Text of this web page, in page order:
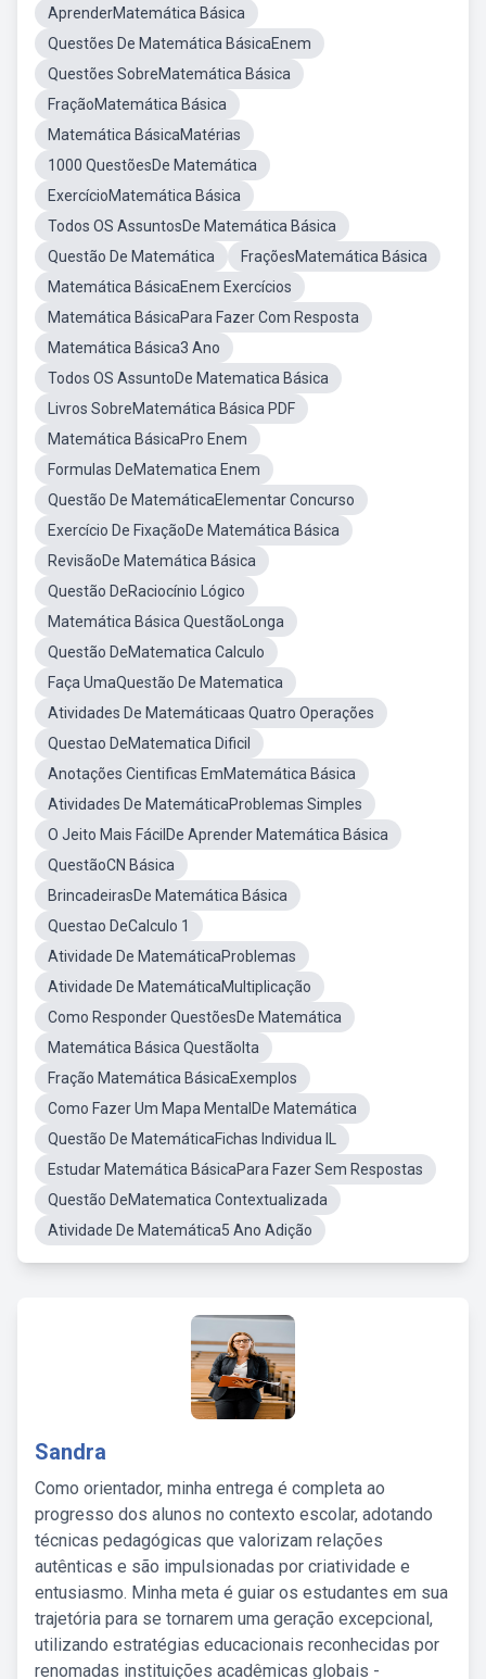
AprenderMatemática Básica
Questões De Matemática BásicaEnem
Questões SobreMatemática Básica
FraçãoMatemática Básica
Matemática BásicaMatérias
1000 QuestõesDe Matemática
ExercícioMatemática Básica
Todos OS AssuntosDe Matemática Básica
Questão De Matemática
FraçõesMatemática Básica
Matemática BásicaEnem Exercícios
Matemática BásicaPara Fazer Com Resposta
Matemática Básica3 Ano
Todos OS AssuntoDe Matematica Básica
Livros SobreMatemática Básica PDF
Matemática BásicaPro Enem
Formulas DeMatematica Enem
Questão De MatemáticaElementar Concurso
Exercício De FixaçãoDe Matemática Básica
RevisãoDe Matemática Básica
Questão DeRaciocínio Lógico
Matemática Básica QuestãoLonga
Questão DeMatematica Calculo
Faça UmaQuestão De Matematica
Atividades De Matemáticaas Quatro Operações
Questao DeMatematica Dificil
Anotações Cientificas EmMatemática Básica
Atividades De MatemáticaProblemas Simples
O Jeito Mais FácilDe Aprender Matemática Básica
QuestãoCN Básica
BrincadeirasDe Matemática Básica
Questao DeCalculo 1
Atividade De MatemáticaProblemas
Atividade De MatemáticaMultiplicação
Como Responder QuestõesDe Matemática
Matemática Básica QuestãoIta
Fração Matemática BásicaExemplos
Como Fazer Um Mapa MentalDe Matemática
Questão De MatemáticaFichas Individua IL
Estudar Matemática BásicaPara Fazer Sem Respostas
Questão DeMatematica Contextualizada
Atividade De Matemática5 Ano Adição
Sandra
Como orientador, minha entrega é completa ao
progresso dos alunos no contexto escolar, adotando
técnicas pedagógicas que valorizam relações
autênticas e são impulsionadas por criatividade e
entusiasmo. Minha meta é guiar os estudantes em sua
trajetória para se tornarem uma geração excepcional,
utilizando estratégias educacionais reconhecidas por
renomadas instituições acadêmicas globais -